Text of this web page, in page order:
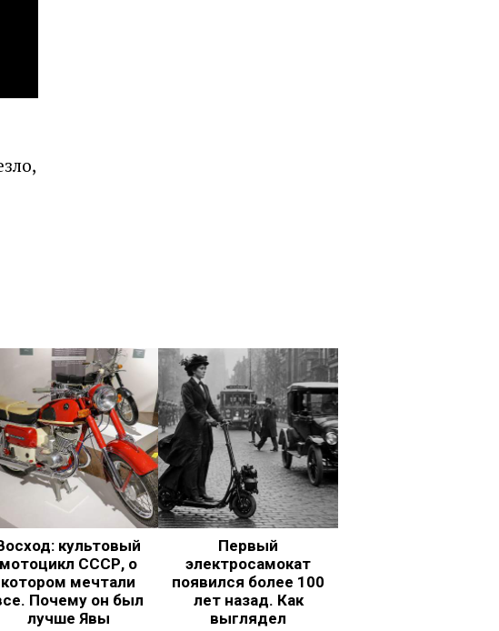
культовый
мотоцикл СССР, о
котором мечтали
Почему он был
лучше Явы
Первый
электросамокат
появился более 100
лет назад. Как
выглядел